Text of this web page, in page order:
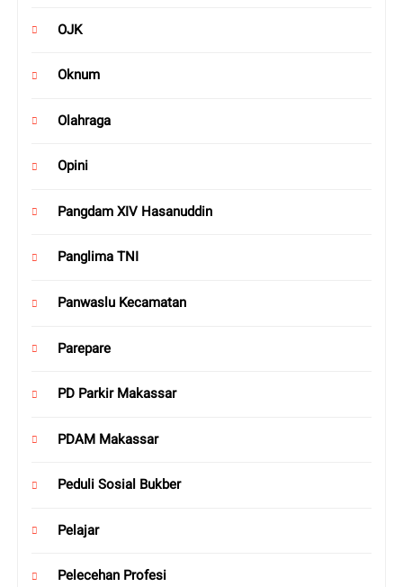
OJK
Oknum
Olahraga
Opini
Pangdam XIV Hasanuddin
Panglima TNI
Panwaslu Kecamatan
Parepare
PD Parkir Makassar
PDAM Makassar
Peduli Sosial Bukber
Pelajar
Pelecehan Profesi